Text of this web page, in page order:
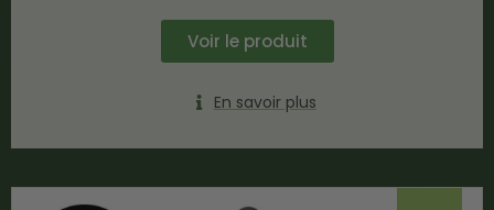
Voir le produit
En savoir plus